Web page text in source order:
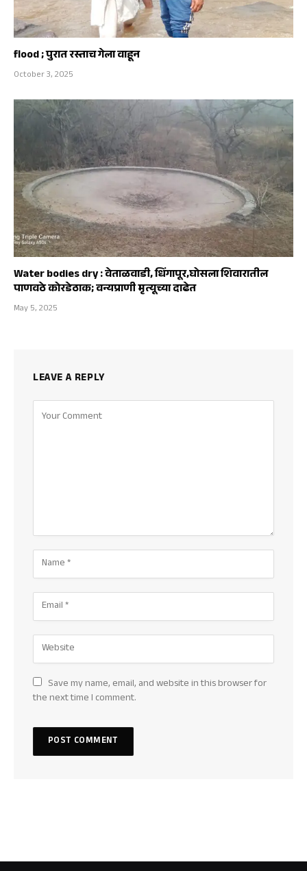
flood ; पुरात रस्ताच गेला वाहून
October 3, 2025
Water bodies dry : वेताळवाडी, धिंगापूर,घोसला शिवारातील
पाणवठे कोरडेठाक; वन्यप्राणी मृत्यूच्या दाढेत
May 5, 2025
LEAVE A REPLY
Save my name, email, and website in this browser for
the next time I comment.